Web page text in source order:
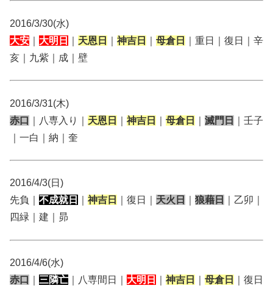
2016/3/30(水)
大安
大明日 天恩日 神吉日 母倉日
｜重日｜復日｜辛
亥｜九紫｜成｜壁
2016/3/31(木)
赤口
｜八専入り｜ 天恩日 神吉日 母倉日 滅門日
｜壬子
｜一白｜納｜奎
2016/4/3(日)
先負｜ 不成就日 神吉日 ｜復日｜ 天火日 狼藉日
｜乙卯｜
四緑｜建｜昴
2016/4/6(水)
赤口
三隣亡 ｜八専間日｜ 大明日 神吉日 母倉日
｜復日